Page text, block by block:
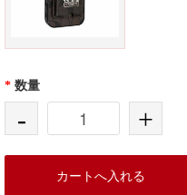
* 数量
- +
カートへ入れる